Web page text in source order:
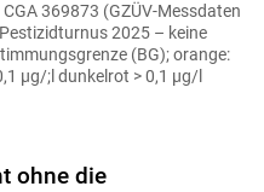
369873 (GZÜV-Messdaten
2025 – keine
(BG); orange:
µg/;l dunkelrot > 0,1 µg/l
ohne die